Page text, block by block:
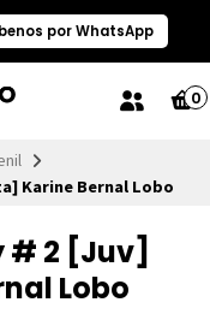
por WhatsApp
0
Karine Bernal Lobo
# 2 [Juv]
Lobo